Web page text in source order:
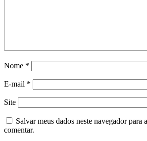
Nome *
E-mail *
Site
Salvar meus dados neste navegador para
comentar.